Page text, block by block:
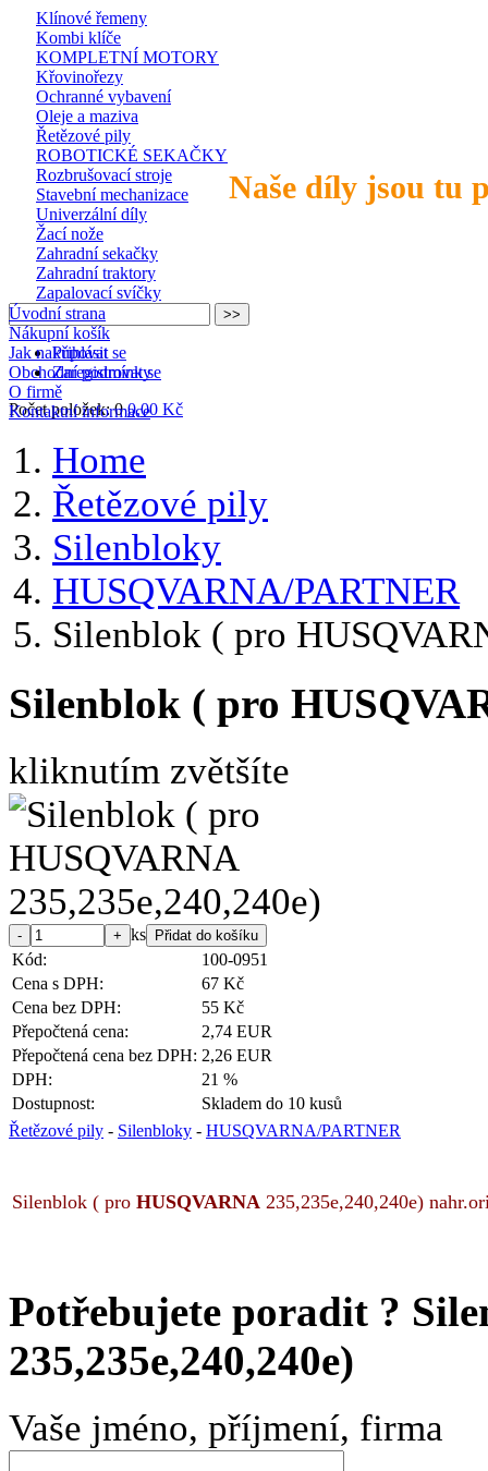
Naše díly jsou tu
Klínové řemeny
Kombi klíče
KOMPLETNÍ MOTORY
Křovinořezy
Ochranné vybavení
Oleje a maziva
Řetězové pily
ROBOTICKÉ SEKAČKY
Rozbrušovací stroje
Stavební mechanizace
Univerzální díly
Žací nože
Zahradní sekačky
Zahradní traktory
Zapalovací svíčky
Přihlásit se
Zaregistrovat se
Počet položek: 0 0,00 Kč
Úvodní strana
Nákupní košík
Jak nakupovat
Obchodní podmínky
O firmě
Kontaktní informace
Home
Řetězové pily
Silenbloky
HUSQVARNA/PARTNER
Silenblok ( pro
Silenblok ( pro
kliknutím zvětšíte
ks
Kód:
100-0951
Cena s DPH:
67 Kč
Cena bez DPH:
55 Kč
Přepočtená cena:
2,74 EUR
Přepočtená cena bez DPH: 2,26 EUR
DPH:
21 %
Dostupnost:
Skladem do 10 kusů
Řetězové pily - Silenbloky - HUSQVARNA/PARTNER
Silenblok ( pro HUSQVARNA 235,235e,240,240e)
Potřebujete poradit ?
235,235e,240,240e)
Vaše jméno, příjmení, firma